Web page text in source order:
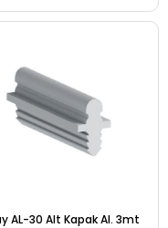
AL-30 Alt Kapak Al. 3mt